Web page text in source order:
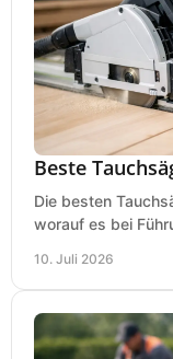
Beste
Die besten
worauf es bei
10. Juli 2026